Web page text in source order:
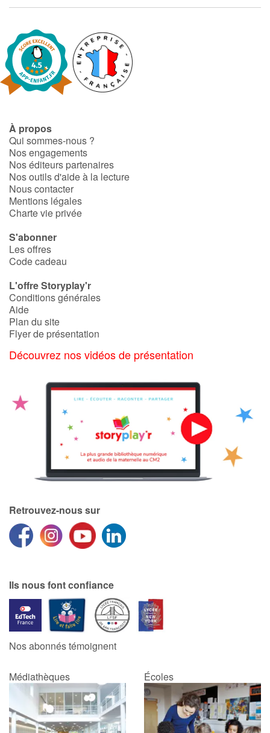
Fable, mythe, littérature et poésie
Princesses et princes, rois, reines et dragons
Ogres, monstres et sorcières
Héroïnes et héros
Écologie, nature, saisons
Les animaux
Voyage, épopée, enquête, aventure
Autour du monde
Apprentissage
Documentaires
En famille
Quotidien et loisirs
À l'école
Fêtes et évènements
Amour et amitié
Sujets de société
Émotions et sentiments
Formats et illustrations
Contraste +
Aide
Accueil
Famille
À propos
Qui sommes-nous ?
Nos engagements
Nos éditeurs partenaires
Nos outils d'aide à la lecture
Nous contacter
Mentions légales
Charte vie privée
S'abonner
Les offres
Code cadeau
L'offre Storyplay'r
Conditions générales
Aide
Plan du site
Flyer de présentation
Découvrez nos vidéos de présentation
Retrouvez-nous sur
Ils nous font confiance
Nos abonnés témoignent
Médiathèques Écoles